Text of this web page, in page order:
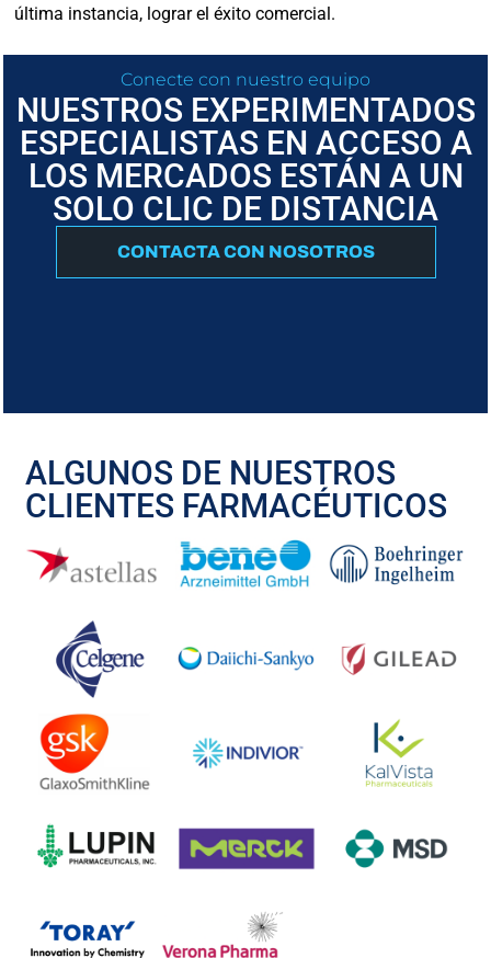
última instancia, lograr el éxito comercial.
Conecte con nuestro equipo
NUESTROS EXPERIMENTADOS
ESPECIALISTAS EN ACCESO A
LOS MERCADOS ESTÁN A UN
SOLO CLIC DE DISTANCIA
CONTACTA CON NOSOTROS
ALGUNOS DE NUESTROS
CLIENTES FARMACÉUTICOS